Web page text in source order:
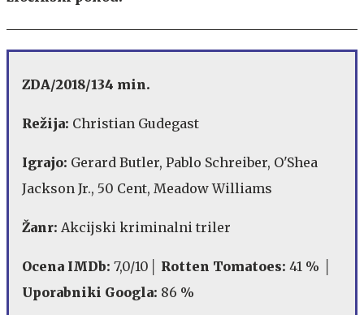
ZDA/2018/134 min.
Režija: Christian Gudegast
Igrajo: Gerard Butler, Pablo Schreiber, O'Shea
Jackson Jr., 50 Cent, Meadow Williams
Žanr: Akcijski kriminalni triler
Ocena IMDb: 7,0/10│ Rotten Tomatoes: 41 % │
Uporabniki Googla: 86 %